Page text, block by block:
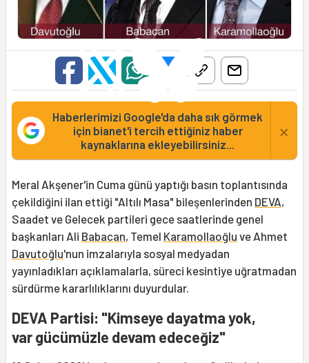
Haberlerimizi Google'da daha sık görmek
için bianet'i tercih ettiğiniz haber
kaynaklarına ekleyebilirsiniz...
×
Meral Akşener'in Cuma günü yaptığı basın toplantısında
çekildiğini ilan ettiği "Altılı Masa" bileşenlerinden DEVA,
Saadet ve Gelecek partileri gece saatlerinde genel
başkanları Ali Babacan, Temel Karamollaoğlu ve Ahmet
Davutoğlu'nun imzalarıyla sosyal medyadan
yayınladıkları açıklamalarla, süreci kesintiye uğratmadan
sürdürme kararlılıklarını duyurdular.
DEVA Partisi: "Kimseye dayatma yok,
var gücümüzle devam edeceğiz"